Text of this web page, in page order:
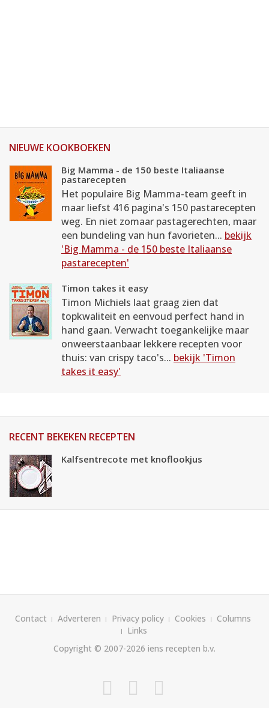
NIEUWE KOOKBOEKEN
Big Mamma - de 150 beste Italiaanse
pastarecepten
Het populaire Big Mamma-team geeft in
maar liefst 416 pagina's 150 pastarecepten
weg. En niet zomaar pastagerechten, maar
een bundeling van hun favorieten... bekijk
'Big Mamma - de 150 beste Italiaanse
pastarecepten'
Timon takes it easy
Timon Michiels laat graag zien dat
topkwaliteit en eenvoud perfect hand in
hand gaan. Verwacht toegankelijke maar
onweerstaanbaar lekkere recepten voor
thuis: van crispy taco's... bekijk 'Timon
takes it easy'
RECENT BEKEKEN RECEPTEN
Kalfsentrecote met knoflookjus
Contact Adverteren Privacy policy Cookies
Columns
Links
Copyright © 2007-2026 iens recepten b.v.